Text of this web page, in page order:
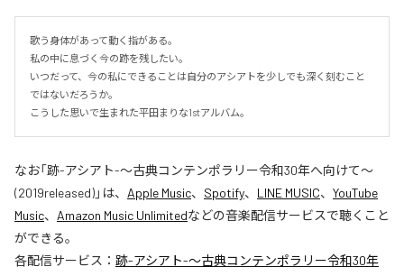
歌う身体があって動く指がある。
私の中に息づく今の跡を残したい。
いつだって、今の私にできることは自分のアシアトを少しでも深く刻むこと
ではないだろうか。
こうした思いで生まれた平田まりな1stアルバム。
なお「跡-アシアト-〜古典コンテンポラリー令和30年へ向けて〜
(2019released)」は、 Apple Music、 Spotify、 LINE MUSIC、 YouTube
Music、 Amazon Music Unlimitedなどの音楽配信サービスで聴くこと
ができる。
各配信サービス： 跡-アシアト-〜古典コンテンポラリー令和30年